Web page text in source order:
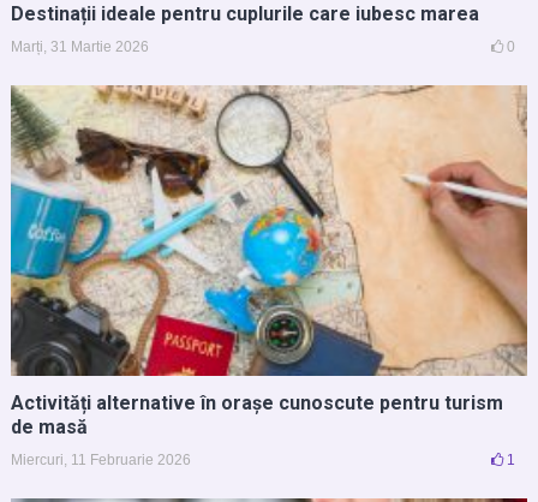
Destinații ideale pentru cuplurile care iubesc marea
Marți, 31 Martie 2026 0
Activități alternative în orașe cunoscute pentru turism
de masă
Miercuri, 11 Februarie 2026 1